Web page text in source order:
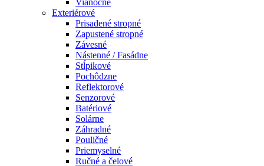
Vianočné
Exteriérové
Prisadené stropné
Zapustené stropné
Závesné
Nástenné / Fasádne
Stĺpikové
Pochôdzne
Reflektorové
Senzorové
Batériové
Solárne
Záhradné
Pouličné
Priemyselné
Ručné a čelové